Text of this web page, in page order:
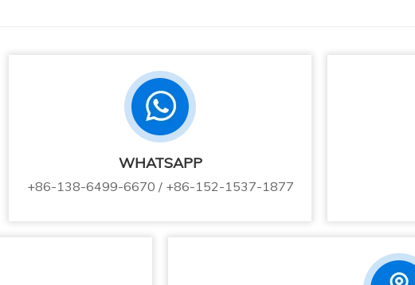
WHATSAPP
+86-138-6499-6670 / +86-152-1537-1877